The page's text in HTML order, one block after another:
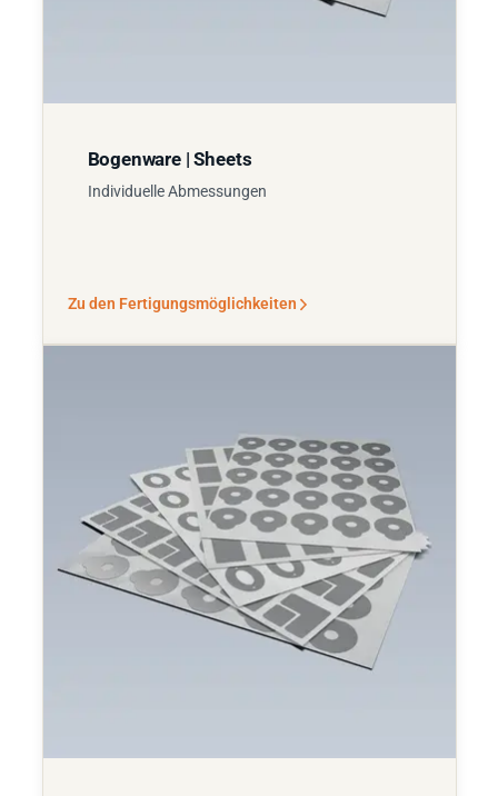
Bogenware | Sheets
Individuelle Abmessungen
Zu den Fertigungsmöglichkeiten